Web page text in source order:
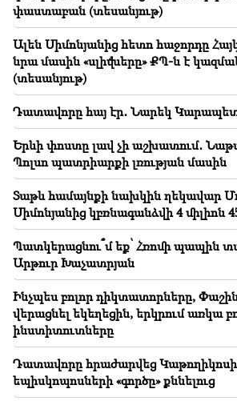
Կաթողիկոսը՝ մեղադրյալի աթոռին․
մտածում քաղաքացիները
20:30
Ալեն Սիմոնյանից հետո հաջորդը
է․ նրա մասին «սլիվները» ՔՊ-ն է
(տեսանյութ)
20:17
Օգոստոսի 10-ից Սայաթ-Նովայի
երթևեկության կարգը կփոխվի
20:00
Աննկարագրելի հպարտություն էր,
հնչեց ՀՀ օրհներգը․ Ժաննա
19:50
ՌԴ-ն «Իսկանդերով» խոցել է
գնացքը.Վեհափառի գործով
ինքնաբացարկ հայտնեց (տեսանյութ)
19:38
Դատավորը հայ էր․ Նարեկ
փաստաբան (տեսանյութ)
Ալեն Սիմոնյանից հետո հաջորդը
նրա մասին «սլիվները» ՔՊ-ն է
(տեսանյութ)
Դատավորը հայ էր․ Նարեկ
Երևի փոստը լավ չի աշխատում․
Պոլսո պատրիարքի լռության մասին
Տաթև համայնքի նախկին ղեկավար
Սիմոնյանից կբռնագանձվի 4 միլիոն
Պատկերացնու՞մ եք՝ Հռոմի պապին
Արթուր Խաչատրյան
Ինչպես բոլոր դիկտատորները,
վերացնել եկեղեցին, երկրում առկա
ինստիտուտները
Դատավորը հրաժարվեց
եպիսկոպոսների «գործը» քննելուց